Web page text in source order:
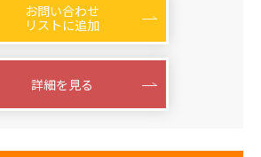
お問い合わせ
リストに追加
詳細を見る